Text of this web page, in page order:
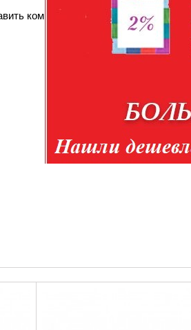
композицию нужных размеров и